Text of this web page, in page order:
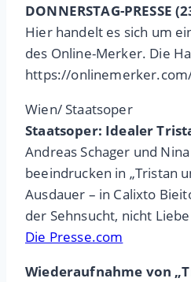
DONNERSTAG-PRESSE
Hier handelt es sich um
des Online-Merker. Die
https://
Wien/ Staatsoper
Staatsoper: Idealer
Andreas Schager und
beeindrucken in „Tristan
Ausdauer – in Calixto
der Sehnsucht, nicht
Die Presse.com
Wiederaufnahme von